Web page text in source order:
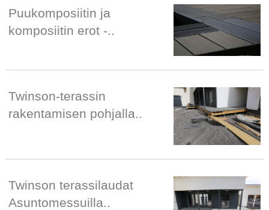
Puukomposiitin ja
komposiitin erot -..
Twinson-terassin
rakentamisen pohjalla..
Twinson terassilaudat
Asuntomessuilla..